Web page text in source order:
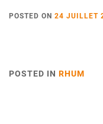
POSTED ON 24 JUILLET
POSTED IN RHUM